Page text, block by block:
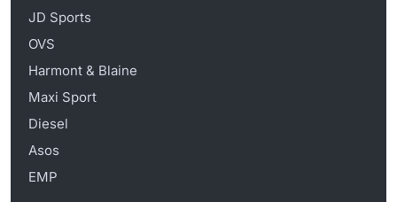
JD Sports
OVS
Harmont & Blaine
Maxi Sport
Diesel
Asos
EMP